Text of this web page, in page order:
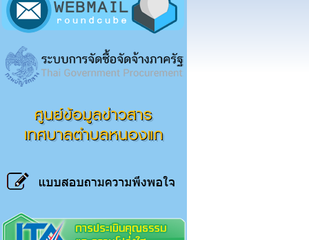
ศูนย์ข้อมูลข่าวสาร
เทศบาลตำบลหนองแก